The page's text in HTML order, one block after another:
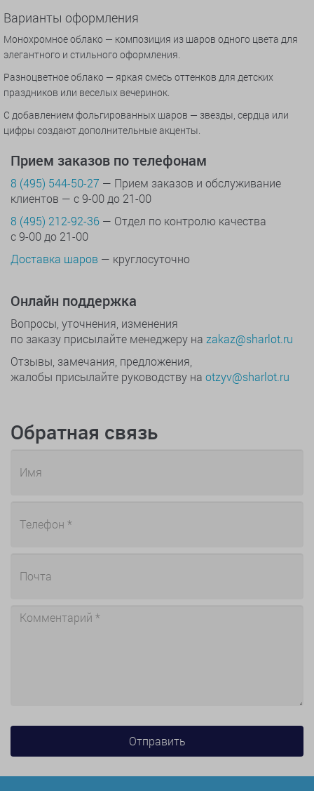
Варианты оформления
Монохромное облако — композиция из шаров одного цвета для
элегантного и стильного оформления.
Разноцветное облако — яркая смесь оттенков для детских
праздников или веселых вечеринок.
С добавлением фольгированных шаров — звезды, сердца или
цифры создают дополнительные акценты.
Прием заказов по телефонам
8 (495) 544-50-27 — Прием заказов и обслуживание
клиентов — с 9-00 до 21-00
8 (495) 212-92-36 — Отдел по контролю качества
с 9-00 до 21-00
Доставка шаров — круглосуточно
Онлайн поддержка
Вопросы, уточнения, изменения
по заказу присылайте менеджеру на zakaz@sharlot.ru
Отзывы, замечания, предложения,
жалобы присылайте руководству на otzyv@sharlot.ru
Обратная связь